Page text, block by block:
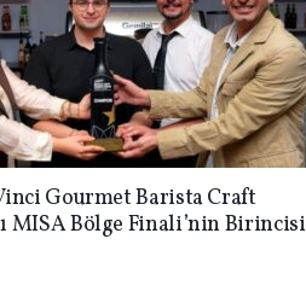
Gourmet Barista Craft
MISA Bölge Finali’nin Birincisi